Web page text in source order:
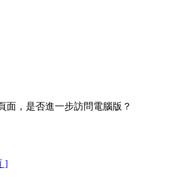
面，是否進一步訪問電腦版？
]